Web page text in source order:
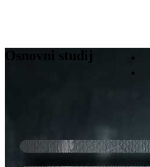
Osnovni studij